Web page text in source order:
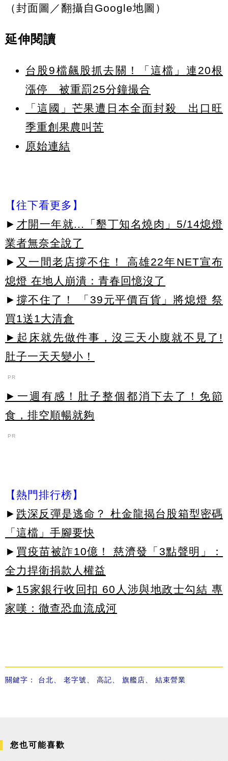
（封面圖／翻攝自Google地圖）
延伸閱讀
台股9檔飆股抓去關！「這檔」連20根
漲停 被重罰25分鐘撮合
「這國」芒果遭日本全面封殺 出口旺
季重創果農叫苦
原始連結
【往下看更多】
► 才開一年就...「墾丁知名燒肉」5/14熄燈
業者無奈全說了
► 又一間老店撐不住！ 高雄22年NET宣布
熄燈 在地人崩潰：青春回憶沒了
► 撐不住了！ 「39元平價百貨」將熄燈 祭
買1送1大清倉
►起床就先做件事，沒三天小腹就不見了!
肚子一天天變小！
PR
►一週有感！肚子整個都消下去了！免節
食，排空順暢就夠
PR
【熱門排行榜】
► 跌深反彈是逃命？ 杜金龍揭台股箱型密碼
「這檔」手腳要快
► 買疫苗被詐10億！ 慈濟發「3點聲明」：
全力捍衛捐款人權益
► 15家銀行收回扣 60人涉與地政士勾結 專
家嘆：徹查恐血流成河
關鍵字： 台北、 老字號、 高記、 旗艦店、 結束營業
您也可能喜歡